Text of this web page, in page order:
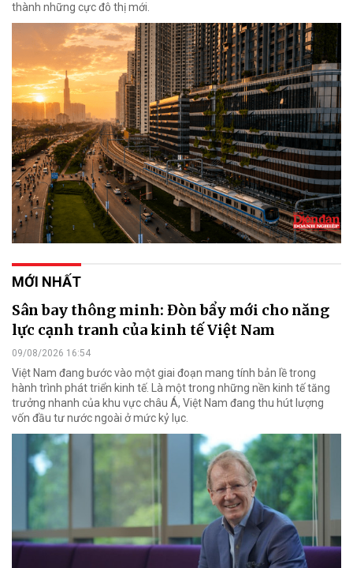
thành những cực đô thị mới.
MỚI NHẤT
Sân bay thông minh: Đòn bẩy mới cho năng
lực cạnh tranh của kinh tế Việt Nam
09/08/2026 16:54
Việt Nam đang bước vào một giai đoạn mang tính bản lề trong
hành trình phát triển kinh tế. Là một trong những nền kinh tế tăng
trưởng nhanh của khu vực châu Á, Việt Nam đang thu hút lượng
vốn đầu tư nước ngoài ở mức kỷ lục.